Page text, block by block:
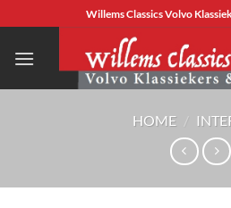
naar
inhoud
Willems Classics Volvo
HOME /